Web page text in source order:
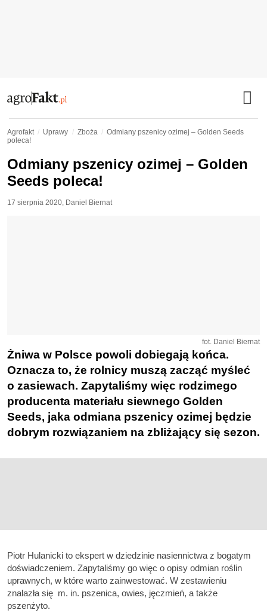
Agrofakt Uprawy Zboża
Odmiany pszenicy ozimej – Golden Seeds
poleca!
Odmiany pszenicy ozimej – Golden
Seeds poleca!
17 sierpnia 2020, Daniel Biernat
fot. Daniel Biernat
Żniwa w Polsce powoli dobiegają końca.
Oznacza to, że rolnicy muszą zacząć myśleć
o zasiewach. Zapytaliśmy więc rodzimego
producenta materiału siewnego Golden
Seeds, jaka odmiana pszenicy ozimej będzie
dobrym rozwiązaniem na zbliżający się sezon.
Piotr Hulanicki to ekspert w dziedzinie nasiennictwa z bogatym
doświadczeniem. Zapytaliśmy go więc o opisy odmian roślin
uprawnych, w które warto zainwestować. W zestawieniu
znalazła się m. in. pszenica, owies, jęczmień, a także
pszenżyto.